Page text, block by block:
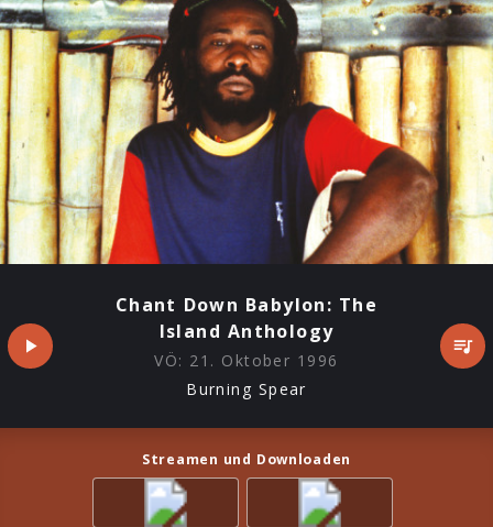
Chant Down Babylon: The
Island Anthology
VÖ: 21. Oktober 1996
Burning Spear
Streamen und Downloaden